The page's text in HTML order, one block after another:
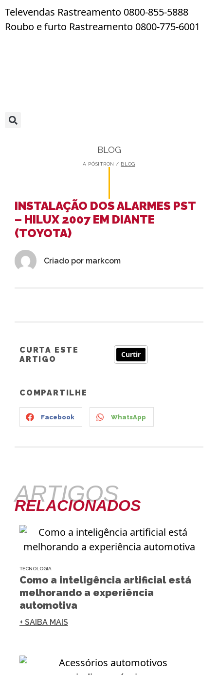
Televendas Rastreamento 0800-855-5888
Roubo e furto Rastreamento 0800-775-6001
BLOG
A PÓSITRON / BLOG
INSTALAÇÃO DOS ALARMES PST
– HILUX 2007 EM DIANTE
(TOYOTA)
Criado por markcom
CURTA ESTE
ARTIGO
Curtir
COMPARTILHE
Facebook WhatsApp
ARTIGOS
RELACIONADOS
TECNOLOGIA
Como a inteligência artificial está
melhorando a experiência
automotiva
+ SAIBA MAIS